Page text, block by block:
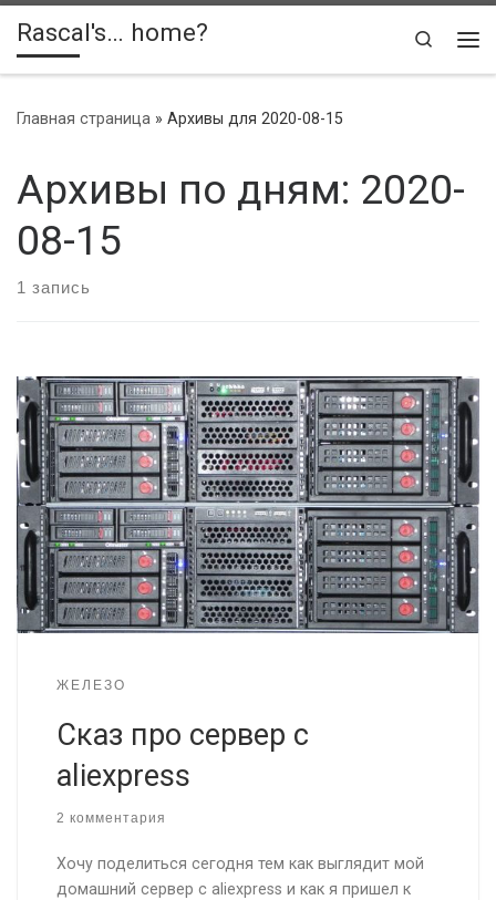
Skip to content
Rascal's… home?
Search
Главная страница » Архивы для 2020-08-15
Архивы по дням: 2020-
08-15
1 запись
ЖЕЛЕЗО
Сказ про сервер с
aliexpress
2 комментария
Хочу поделиться сегодня тем как выглядит мой
домашний сервер с aliexpress и как я пришел к